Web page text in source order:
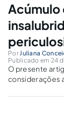
Acúmulo
Por Juliana
Publicado em 24
O presente
considerações
conforme